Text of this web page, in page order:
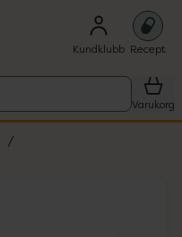
Kundklubb Recept
Varukorg